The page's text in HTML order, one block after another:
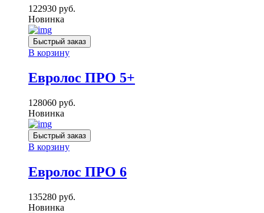
122930 руб.
Новинка
Быстрый заказ
В корзину
Евролос ПРО 5+
128060 руб.
Новинка
Быстрый заказ
В корзину
Евролос ПРО 6
135280 руб.
Новинка